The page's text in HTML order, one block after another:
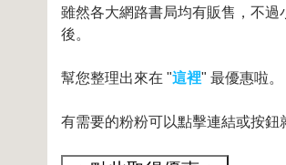
雖然各大網路書局均有販售，不
後。
幫您整理出來在 "這裡" 最優惠啦。
有需要的粉粉可以點擊連結或按